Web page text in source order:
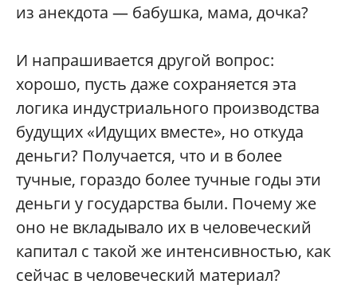
из анекдота — бабушка, мама, дочка?
И напрашивается другой вопрос:
хорошо, пусть даже сохраняется эта
логика индустриального производства
будущих «Идущих вместе», но откуда
деньги? Получается, что и в более
тучные, гораздо более тучные годы эти
деньги у государства были. Почему же
оно не вкладывало их в человеческий
капитал с такой же интенсивностью, как
сейчас в человеческий материал?